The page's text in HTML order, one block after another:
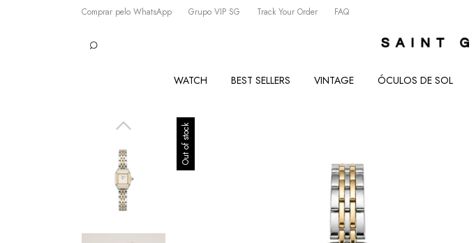
Comprar pelo WhatsApp Grupo VIP SG Track Your Order FAQ
WATCH BEST SELLERS VINTAGE ÓCULOS DE SOL
Out of stock